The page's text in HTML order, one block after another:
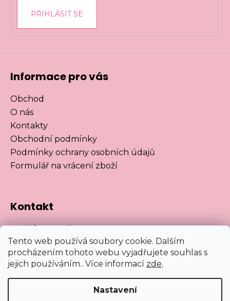
Tento web používá soubory cookie. Dalším
procházením tohoto webu vyjadřujete souhlas s
jejich používáním.. Více informací zde.
Nastavení
PŘIHLÁSIT SE
Informace pro vás
Obchod
O nás
Kontakty
Obchodní podmínky
Podmínky ochrany osobních údajů
Formulář na vrácení zboží
Kontakt
info@satnikuanet.cz
https://www.facebook.com/satnikuanet
satnikuanet
Vytvořil Shoptet&Design - Studio Avocado